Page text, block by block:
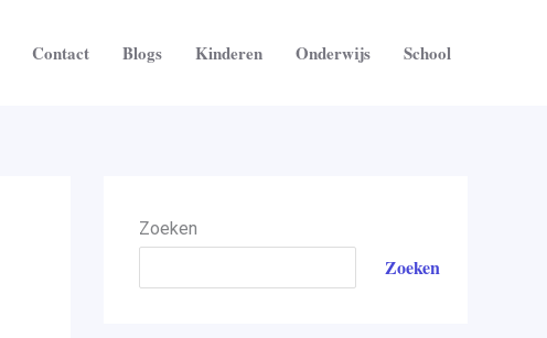
Contact Blogs Kinderen Onderwijs School
Zoeken
Zoeken